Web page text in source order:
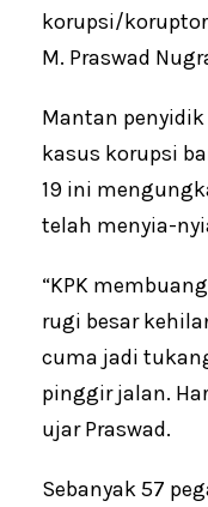
korupsi/
M. Praswad
Mantan
kasus korupsi
19 ini
telah menyia-
“KPK
rugi besar
cuma jadi
pinggir jalan.
ujar Praswad.
Sebanyak 57